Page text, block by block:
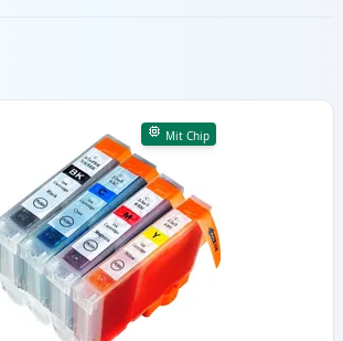
Versand aus
Mit Chip